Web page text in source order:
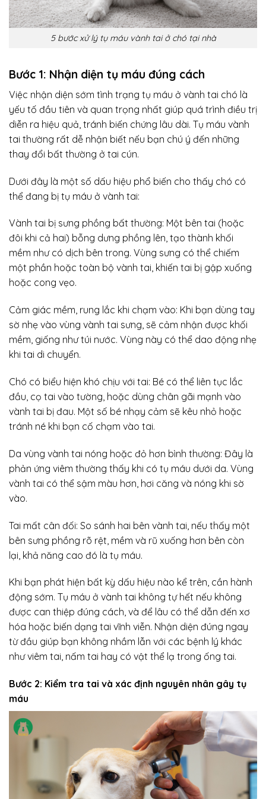
5 bước xử lý tụ máu vành tai ở chó tại nhà
Bước 1: Nhận diện tụ máu đúng cách
Việc nhận diện sớm tình trạng tụ máu ở vành tai chó là
yếu tố đầu tiên và quan trọng nhất giúp quá trình điều trị
diễn ra hiệu quả, tránh biến chứng lâu dài. Tụ máu vành
tai thường rất dễ nhận biết nếu bạn chú ý đến những
thay đổi bất thường ở tai cún.
Dưới đây là một số dấu hiệu phổ biến cho thấy chó có
thể đang bị tụ máu ở vành tai:
Vành tai bị sưng phồng bất thường: Một bên tai (hoặc
đôi khi cả hai) bỗng dưng phồng lên, tạo thành khối
mềm như có dịch bên trong. Vùng sưng có thể chiếm
một phần hoặc toàn bộ vành tai, khiến tai bị gập xuống
hoặc cong vẹo.
Cảm giác mềm, rung lắc khi chạm vào: Khi bạn dùng tay
sờ nhẹ vào vùng vành tai sưng, sẽ cảm nhận được khối
mềm, giống như túi nước. Vùng này có thể dao động nhẹ
khi tai di chuyển.
Chó có biểu hiện khó chịu với tai: Bé có thể liên tục lắc
đầu, cọ tai vào tường, hoặc dùng chân gãi mạnh vào
vành tai bị đau. Một số bé nhạy cảm sẽ kêu nhỏ hoặc
tránh né khi bạn cố chạm vào tai.
Da vùng vành tai nóng hoặc đỏ hơn bình thường: Đây là
phản ứng viêm thường thấy khi có tụ máu dưới da. Vùng
vành tai có thể sậm màu hơn, hơi căng và nóng khi sờ
vào.
Tai mất cân đối: So sánh hai bên vành tai, nếu thấy một
bên sưng phồng rõ rệt, mềm và rũ xuống hơn bên còn
lại, khả năng cao đó là tụ máu.
Khi bạn phát hiện bất kỳ dấu hiệu nào kể trên, cần hành
động sớm. Tụ máu ở vành tai không tự hết nếu không
được can thiệp đúng cách, và để lâu có thể dẫn đến xơ
hóa hoặc biến dạng tai vĩnh viễn. Nhận diện đúng ngay
từ đầu giúp bạn không nhầm lẫn với các bệnh lý khác
như viêm tai, nấm tai hay có vật thể lạ trong ống tai.
Bước 2: Kiểm tra tai và xác định nguyên nhân gây tụ
máu